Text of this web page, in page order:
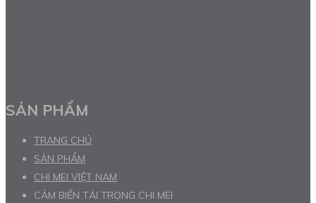
SẢN PHẨM
TRANG CHỦ
SẢN PHẨM
CHI MEI VIỆT NAM
CẢM BIẾN TẢI TRỌNG CHI MEI